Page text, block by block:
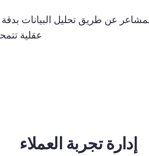
عن طريق تحليل البيانات
عقلية
إدارة تجربة العملاء